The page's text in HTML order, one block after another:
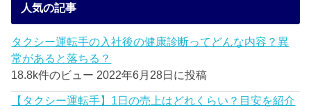
人気の記事
タクシー運転手の入社後の健康診断ってどんな内容？異
常があると落ちる？
18.8k件のビュー 2022年6月28日に投稿
【タクシー運転手】1日の売上はどれくらい？目安を紹介